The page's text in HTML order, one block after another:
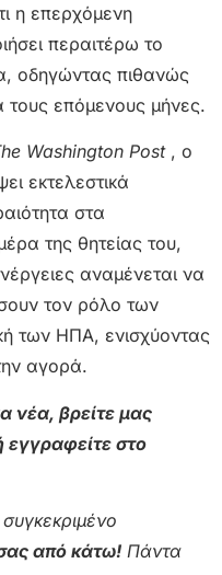
η επερχόμενη
περαιτέρω το
οδηγώντας πιθανώς
τους επόμενους μήνες.
Washington Post, ο
εκτελεστικά
στα
της θητείας του,
αναμένεται να
τον ρόλο των
των ΗΠΑ, ενισχύοντας
αγορά.
νέα, βρείτε μας
εγγραφείτε στο
από κάτω! Πάντα